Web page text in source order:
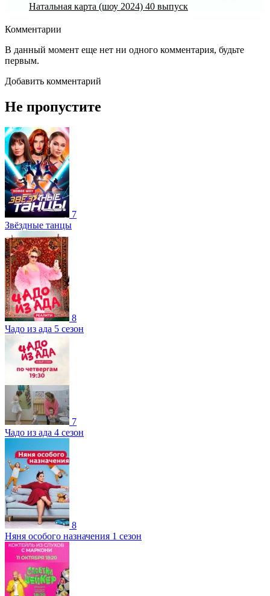
Натальная карта (шоу 2024) 40 выпуск
Комментарии
В данный момент еще нет ни одного комментария, будьте
первым.
Добавить комментарий
Не пропустите
7
Звёздные танцы
8
Чадо из ада 5 сезон
7
Чадо из ада 4 сезон
8
Няня особого назначения 1 сезон